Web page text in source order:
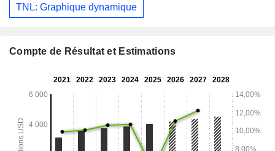
TNL: Graphique dynamique
Compte de Résultat et Estimations